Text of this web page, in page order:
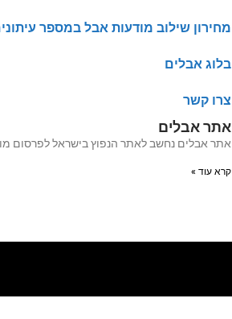
מחירון שילוב מודעות אבל במספר
בלוג אבלים
צרו קשר
אתר אבלים
אתר אבלים נחשב לאתר הנפוץ בישראל לפרסום מודעות אבל מעל 20 שנה האתר עבר
קרא עוד »